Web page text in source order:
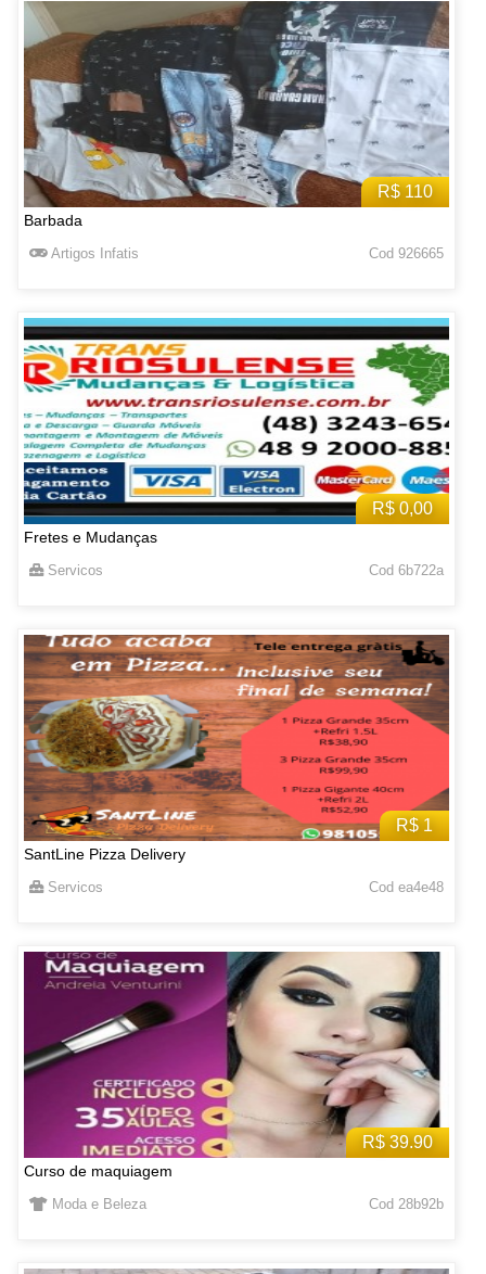
R$ 110
Barbada
Artigos Infatis Cod 926665
R$ 0,00
Fretes e Mudanças
Servicos Cod 6b722a
R$ 1
SantLine Pizza Delivery
Servicos Cod ea4e48
R$ 39.90
Curso de maquiagem
Moda e Beleza Cod 28b92b